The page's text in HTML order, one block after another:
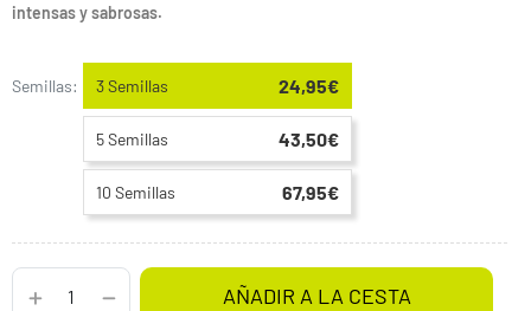
intensas y sabrosas.
Semillas: 3 Semillas 24,95€
5 Semillas 43,50€
10 Semillas 67,95€
AÑADIR A LA CESTA